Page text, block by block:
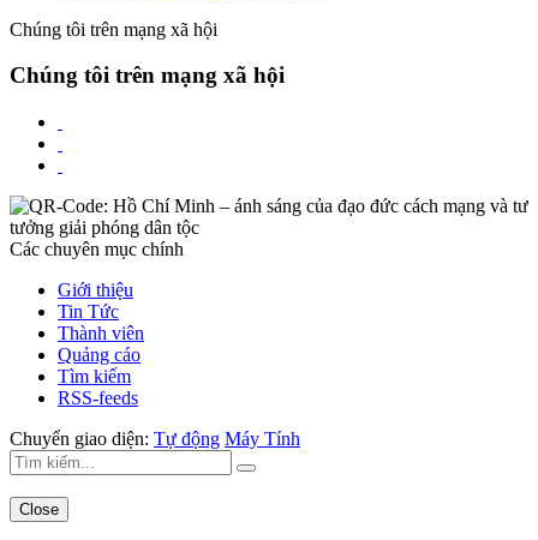
Chúng tôi trên mạng xã hội
Chúng tôi trên mạng xã hội
Các chuyên mục chính
Giới thiệu
Tin Tức
Thành viên
Quảng cáo
Tìm kiếm
RSS-feeds
Chuyển giao diện: Tự động Máy Tính
Close